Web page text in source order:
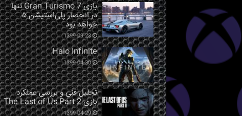
بازی Gran Turismo 7 تنها
در انحصار پلی‌استیشن ۵
خواهد بود
1399-09-23
Halo Infinite
1399-04-30
تحلیل فنی و بررسی عملکرد
بازی The Last of Us Part 2
1399-04-29